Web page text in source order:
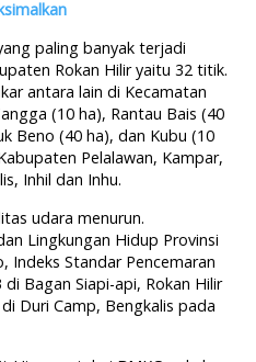
paling banyak terjadi
Rokan Hilir yaitu 32 titik.
antara lain di Kecamatan
(10 ha), Rantau Bais (40
Beno (40 ha), dan Kubu (10
Pelalawan, Kampar,
Inhil dan Inhu.
udara menurun.
Lingkungan Hidup Provinsi
Indeks Standar Pencemaran
di Bagan Siapi-api, Rokan Hilir
Duri Camp, Bengkalis pada